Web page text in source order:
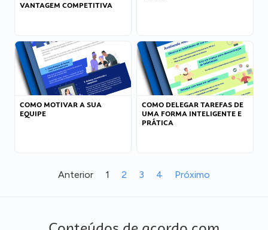
VANTAGEM COMPETITIVA
COMO MOTIVAR A SUA
EQUIPE
COMO DELEGAR TAREFAS DE
UMA FORMA INTELIGENTE E
PRÁTICA
Anterior 1 2 3 4 Próximo